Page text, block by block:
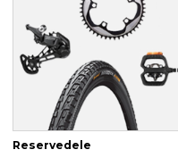
Reservedele